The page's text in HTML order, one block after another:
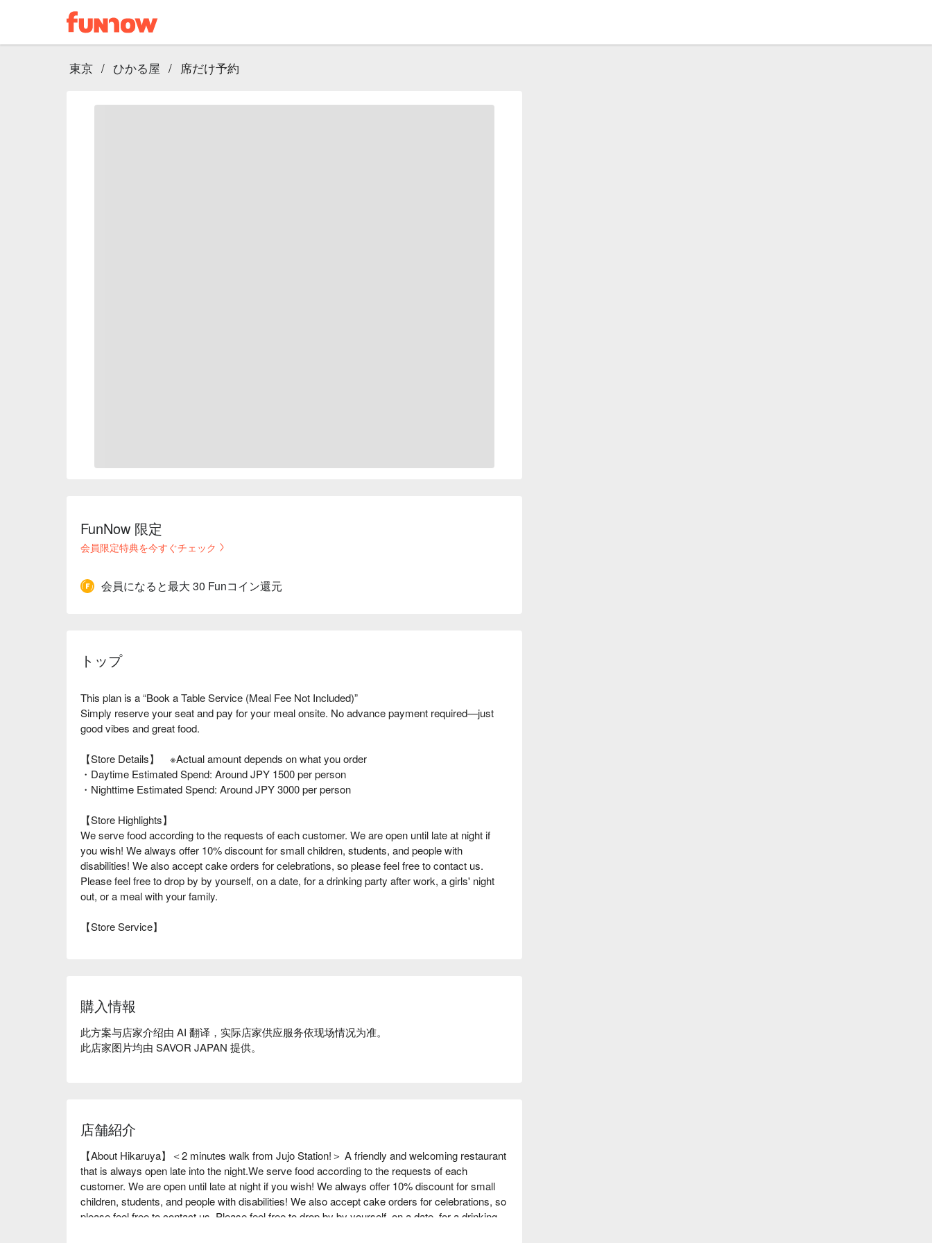
東京 / ひかる屋 / 席だけ予約
FunNow 限定
会員限定特典を今すぐチェック
会員になると最大 30 Funコイン還元
トップ
This plan is a “Book a Table Service (Meal Fee Not Included)”
Simply reserve your seat and pay for your meal onsite. No advance payment required—just
good vibes and great food.
【Store Details】 ※Actual amount depends on what you order
・Daytime Estimated Spend: Around JPY 1500 per person
・Nighttime Estimated Spend: Around JPY 3000 per person
【Store Highlights】
We serve food according to the requests of each customer. We are open until late at night if
you wish! We always offer 10% discount for small children, students, and people with
disabilities! We also accept cake orders for celebrations, so please feel free to contact us.
Please feel free to drop by by yourself, on a date, for a drinking party after work, a girls' night
out, or a meal with your family.
【Store Service】
購入情報
此方案与店家介绍由 AI 翻译，实际店家供应服务依现场情况为准。
此店家图片均由 SAVOR JAPAN 提供。
店舗紹介
【About Hikaruya】＜2 minutes walk from Jujo Station!＞ A friendly and welcoming restaurant
that is always open late into the night.We serve food according to the requests of each
customer. We are open until late at night if you wish! We always offer 10% discount for small
children, students, and people with disabilities! We also accept cake orders for celebrations, so
please feel free to contact us. Please feel free to drop by by yourself, on a date, for a drinking